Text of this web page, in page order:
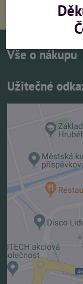
(bez DPH)
Vše o nákupu
Užitečné
Externí
Povolit a